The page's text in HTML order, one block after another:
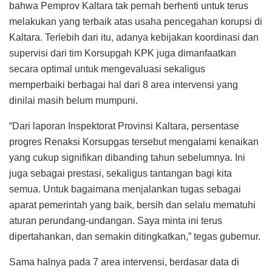
bahwa Pemprov Kaltara tak pernah berhenti untuk terus
melakukan yang terbaik atas usaha pencegahan korupsi di
Kaltara. Terlebih dari itu, adanya kebijakan koordinasi dan
supervisi dari tim Korsupgah KPK juga dimanfaatkan
secara optimal untuk mengevaluasi sekaligus
memperbaiki berbagai hal dari 8 area intervensi yang
dinilai masih belum mumpuni.
“Dari laporan Inspektorat Provinsi Kaltara, persentase
progres Renaksi Korsupgas tersebut mengalami kenaikan
yang cukup signifikan dibanding tahun sebelumnya. Ini
juga sebagai prestasi, sekaligus tantangan bagi kita
semua. Untuk bagaimana menjalankan tugas sebagai
aparat pemerintah yang baik, bersih dan selalu mematuhi
aturan perundang-undangan. Saya minta ini terus
dipertahankan, dan semakin ditingkatkan,” tegas gubernur.
Sama halnya pada 7 area intervensi, berdasar data di